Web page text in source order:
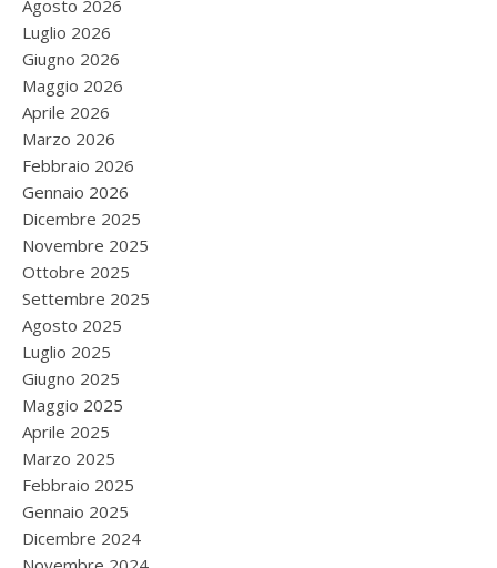
Agosto 2026
Luglio 2026
Giugno 2026
Maggio 2026
Aprile 2026
Marzo 2026
Febbraio 2026
Gennaio 2026
Dicembre 2025
Novembre 2025
Ottobre 2025
Settembre 2025
Agosto 2025
Luglio 2025
Giugno 2025
Maggio 2025
Aprile 2025
Marzo 2025
Febbraio 2025
Gennaio 2025
Dicembre 2024